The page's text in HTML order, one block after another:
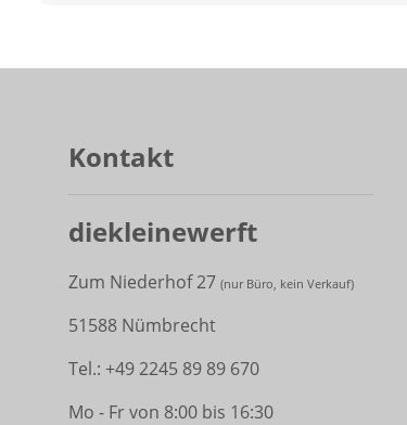
Kontakt
diekleinewerft
Zum Niederhof 27 (nur Büro, kein Verkauf)
51588 Nümbrecht
Tel.: +49 2245 89 89 670
Mo - Fr von 8:00 bis 16:30